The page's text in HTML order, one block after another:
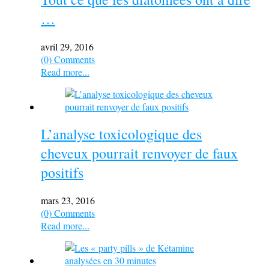
…
avril 29, 2016
(0) Comments
Read more...
L’analyse toxicologique des
cheveux pourrait renvoyer de faux
positifs
mars 23, 2016
(0) Comments
Read more...